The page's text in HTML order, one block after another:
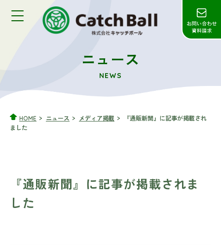
ニュース
NEWS
HOME ニュース メディア掲載
『通販新聞』に記事が掲載され
ました
『通販新聞』に記事が掲載されま
した